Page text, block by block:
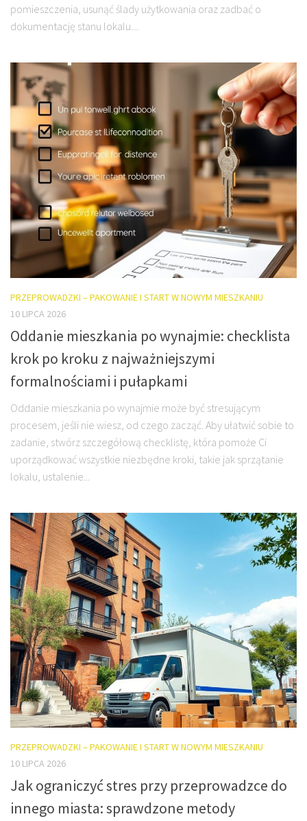
pomieszczenia, usunąć ślady użytkowania oraz zadbać o
dokumentację stanu lokalu....
PRZEPROWADZKI – PAKOWANIE I START W NOWYM MIESZKANIU
10 LIPCA 2026
Oddanie mieszkania po wynajmie: checklista
krok po kroku z najważniejszymi
formalnościami i pułapkami
Oddanie mieszkania po wynajmie może być stresującym
procesem, jeśli nie wiesz, od czego zacząć. Aby ułatwić sobie to
zadanie, stwórz szczegółową checklistę, która pomoże Ci
uporządkować wszystkie niezbędne kroki, takie jak sprzątanie
lokalu, ustalenie...
PRZEPROWADZKI – PAKOWANIE I START W NOWYM MIESZKANIU
10 LIPCA 2026
Jak ograniczyć stres przy przeprowadzce do
innego miasta: sprawdzone metody